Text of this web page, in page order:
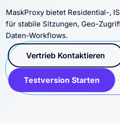
MaskProxy bietet Residential-,
für stabile Sitzungen, Geo-
Daten-Workflows.
Vertrieb Kontaktieren
Testversion Starten